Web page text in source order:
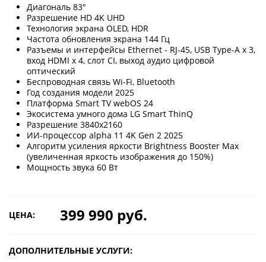
Диагональ 83"
Разрешение HD 4K UHD
Технология экрана OLED, HDR
Частота обновления экрана 144 Гц
Разъемы и интерфейсы Ethernet - RJ-45, USB Type-A x 3,
вход HDMI x 4, слот CI, выход аудио цифровой
оптический
Беспроводная связь Wi-Fi, Bluetooth
Год создания модели 2025
Платформа Smart TV webOS 24
Экосистема умного дома LG Smart ThinQ
Разрешение 3840x2160
ИИ-процессор alpha 11 4K Gen 2 2025
Алгоритм усиления яркости Brightness Booster Max
(увеличенная яркость изображения до 150%)
Мощность звука 60 Вт
ЦЕНА: 399 990 руб.
ДОПОЛНИТЕЛЬНЫЕ УСЛУГИ: